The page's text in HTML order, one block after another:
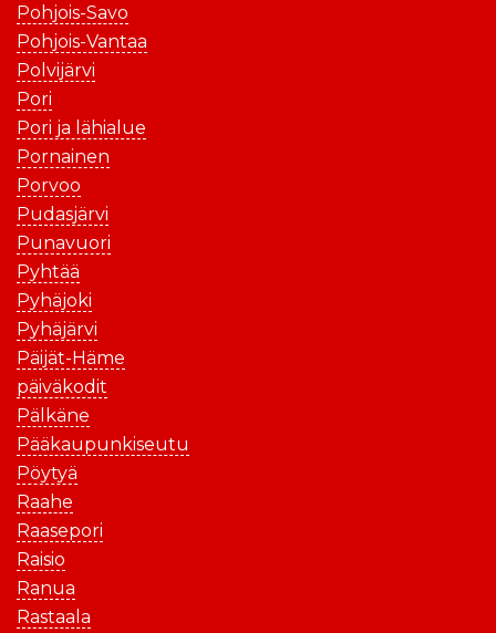
Pohjois-Savo
Pohjois-Vantaa
Polvijärvi
Pori
Pori ja lähialue
Pornainen
Porvoo
Pudasjärvi
Punavuori
Pyhtää
Pyhäjoki
Pyhäjärvi
Päijät-Häme
päiväkodit
Pälkäne
Pääkaupunkiseutu
Pöytyä
Raahe
Raasepori
Raisio
Ranua
Rastaala